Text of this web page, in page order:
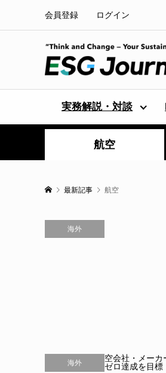
会員登録 ログイン
実務解説・対談
航空
最新記事 航空
海外
海外